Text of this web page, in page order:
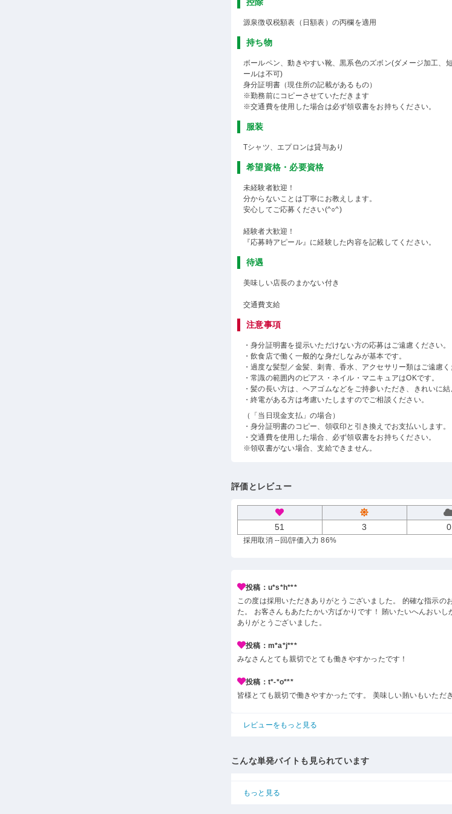
源泉徴収税額表（日額表）の丙欄を適用
持ち物
ボールペン、動きやすい靴、黒系色のズボン(ダメージ加工、
ールは不可)
身分証明書（現住所の記載があるもの）
※勤務前にコピーさせていただきます
※交通費を使用した場合は必ず領収書をお持ちください。
服装
Tシャツ、エプロンは貸与あり
希望資格・必要資格
未経験者歓迎！
分からないことは丁寧にお教えします。
安心してご応募ください(^○^)
経験者大歓迎！
『応募時アピール』に経験した内容を記載してください。
待遇
美味しい店長のまかない付き
交通費支給
注意事項
・身分証明書を提示いただけない方の応募はご遠慮ください。
・飲食店で働く一般的な身だしなみが基本です。
・過度な髪型／金髪、刺青、香水、アクセサリー類はご遠慮く
・常識の範囲内のピアス・ネイル・マニキュアはOKです。
・髪の長い方は、ヘアゴムなどをご持参いただき、きれいに結
・終電がある方は考慮いたしますのでご相談ください。
（「当日現金支払」の場合）
・身分証明書のコピー、領収印と引き換えでお支払いします。
・交通費を使用した場合、必ず領収書をお持ちください。
※領収書がない場合、支給できません。
評価とレビュー
51 3 0
採用取消 --回/評価入力 86%
投稿：u*s*h***
この度は採用いただきありがとうございました。 的確な指示の
た。 お客さんもあたたかい方ばかりです！ 賄いたいへんおいし
ありがとうございました。
投稿：m*a*j***
みなさんとても親切でとても働きやすかったです！
投稿：t*-*o***
皆様とても親切で働きやすかったです。 美味しい賄いもいただ
レビューをもっと見る
こんな単発バイトも見られています
もっと見る